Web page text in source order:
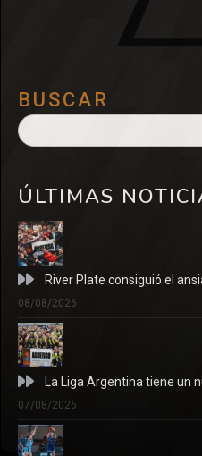
BUSCAR
ÚLTIMAS
River Plate consiguió el
08/08/2026
La Liga Argentina tiene un
07/08/2026